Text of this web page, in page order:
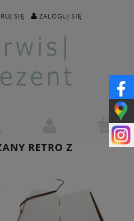
SIĘ ZALOGUJ SIĘ
RETRO Z